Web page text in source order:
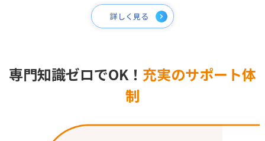
詳しく見る
専門知識ゼロでOK！ 充実のサポート体
制